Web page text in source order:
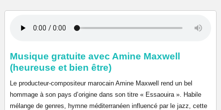
Musique gratuite avec Amine Maxwell
(heureuse et bien être)
Le producteur-compositeur marocain Amine Maxwell rend un bel
hommage à son pays d’origine dans son titre « Essaouira ». Habile
mélange de genres, hymne méditerranéen influencé par le jazz, cette